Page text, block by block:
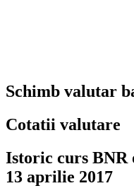
Schimb valutar
Cotatii valutare
Istoric curs BNR
13 aprilie 2017